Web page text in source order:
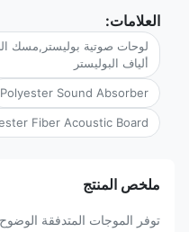
العلامات:
لوحات صوتية بوليستر,مسك
ألياف البوليستر
Polyester Sound Absorber
Polyester Fiber Acoustic Board
ملخص المنتج
توفر الموجات المتدفقة الوضوح